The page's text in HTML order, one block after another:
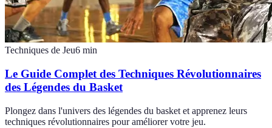
Techniques de Jeu6 min
Le Guide Complet des Techniques Révolutionnaires
des Légendes du Basket
Plongez dans l'univers des légendes du basket et apprenez leurs
techniques révolutionnaires pour améliorer votre jeu.